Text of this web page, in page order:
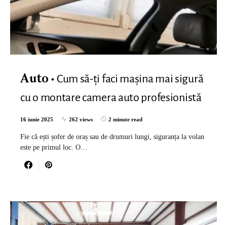
Auto
Cum să-ți faci mașina mai sigură
cu o montare camera auto profesionistă
16 iunie 2025 262 views 2 minute read
Fie că ești șofer de oraș sau de drumuri lungi, siguranța la volan
este pe primul loc. O…